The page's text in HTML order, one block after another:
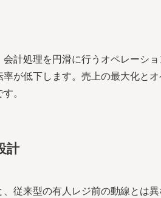
計処理を円滑に行うオペレーシ
が低下します。売上の最大化と
。
計
従来型の有人レジ前の動線とは